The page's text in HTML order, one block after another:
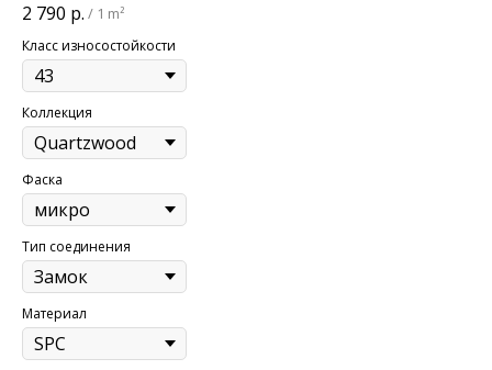
2 790 р. / 1 m²
Класс износостойкости
Коллекция
Фаска
Тип соединения
Материал